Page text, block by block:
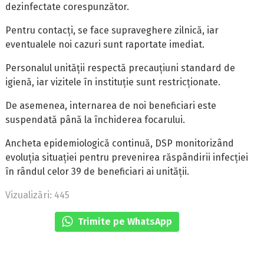
dezinfectate corespunzător.
Pentru contacți, se face supraveghere zilnică, iar
eventualele noi cazuri sunt raportate imediat.
Personalul unității respectă precauțiuni standard de
igienă, iar vizitele în instituție sunt restricționate.
De asemenea, internarea de noi beneficiari este
suspendată până la închiderea focarului.
Ancheta epidemiologică continuă, DSP monitorizând
evoluția situației pentru prevenirea răspândirii infecției
în rândul celor 39 de beneficiari ai unității.
Vizualizări: 445
Trimite pe WhatsApp